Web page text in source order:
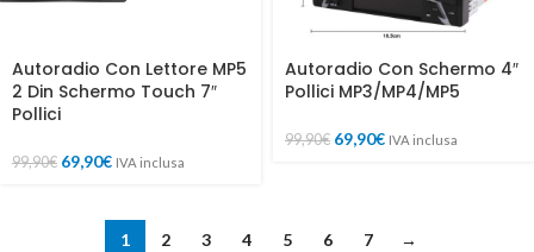
Autoradio Con Lettore MP5
2 Din Schermo Touch 7″
Pollici
99,90€ 69,90€ IVA inclusa
Autoradio Con Schermo 4″
Pollici MP3/MP4/MP5
99,90€ 69,90€ IVA inclusa
1 2 3 4 5 6 7 →